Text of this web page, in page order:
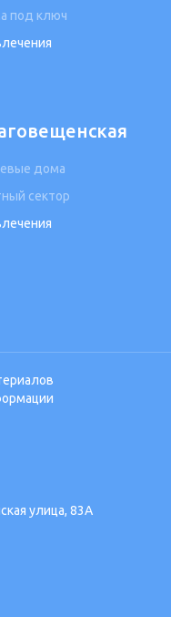
под ключ
дома
сектор
улица, 83А